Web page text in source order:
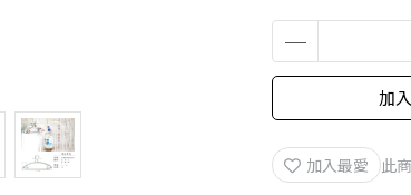
加
加入最愛 此